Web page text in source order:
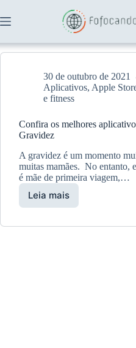
para
o
30 de outubro de 2021
Aplicativos, Apple
e fitness
Confira os melhores
Gravidez
A gravidez é um momento
muitas mamães. No entanto,
é mãe de primeira viagem,…
Leia mais
Confira
melhores